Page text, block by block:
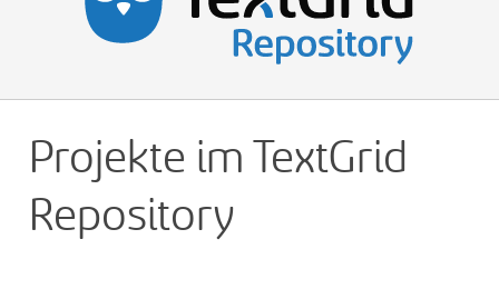
Projekte im TextGrid
Repository